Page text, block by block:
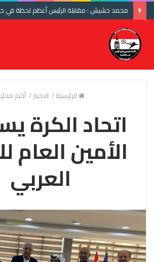
الرئيسية/ الاخبار/ أخبار
اتحاد الكرة
الأمين العام
العربي